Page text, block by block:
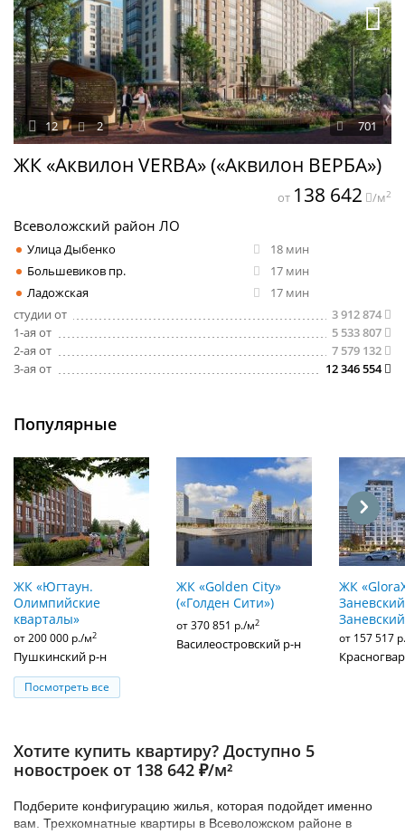
ЖК «Аквилон VERBA» («Аквилон ВЕРБА»)
701
12 2
Всеволожский район ЛО
Улица Дыбенко
18 мин
Большевиков пр.
17 мин
Ладожская
17 мин
студии от
3 912 874
1-ая от
5 533 807
2-ая от
7 579 132
3-ая от
12 346 554
от 138 642 /м2
Популярные
ЖК «Югтаун.
Олимпийские
кварталы»
от 200 000 р./м2
Пушкинский р-н
ЖК «Golden City»
(«Голден Сити»)
от 370 851 р./м2
Василеостровский р-н
ЖК
от 157 517
Посмотреть все
Хотите купить квартиру? Доступно 5
новостроек от 138 642 ₽/м²
Подберите конфигурацию жилья, которая подойдет именно
вам. Трехкомнатные квартиры в Всеволожском районе в